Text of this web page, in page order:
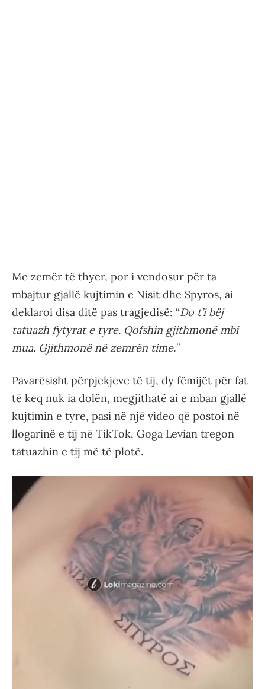
Me zemër të thyer, por i vendosur për ta
mbajtur gjallë kujtimin e Nisit dhe Spyros, ai
deklaroi disa ditë pas tragjedisë: “Do t’i bëj
tatuazh fytyrat e tyre. Qofshin gjithmonë mbi
mua. Gjithmonë në zemrën time.”
Pavarësisht përpjekjeve të tij, dy fëmijët për fat
të keq nuk ia dolën, megjithatë ai e mban gjallë
kujtimin e tyre, pasi në një video që postoi në
llogarinë e tij në TikTok, Goga Levian tregon
tatuazhin e tij më të plotë.